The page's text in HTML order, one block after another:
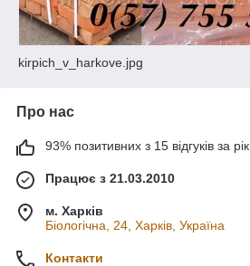
kirpich_v_harkove.jpg
Про нас
93% позитивних з 15 відгуків за рік
Працює з 21.03.2010
м. Харків
Біологічна, 24, Харків, Україна
Контакти